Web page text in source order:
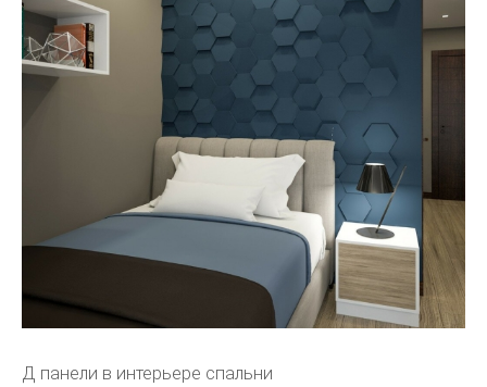
Д панели в интерьере спальни